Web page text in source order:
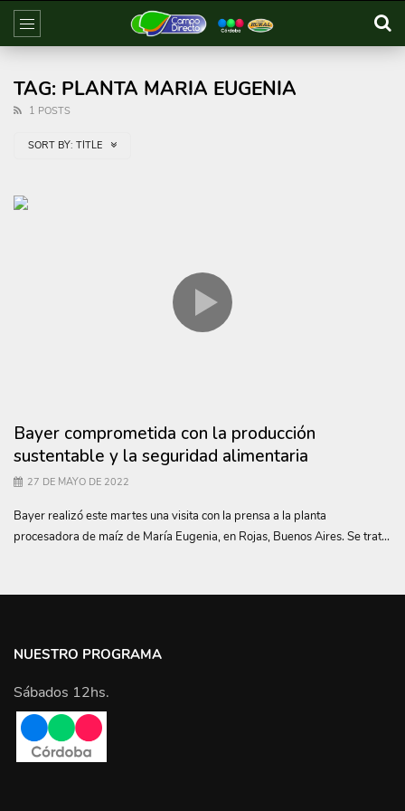
TAG: PLANTA MARIA EUGENIA
1 POSTS
SORT BY: TITLE
Bayer comprometida con la producción
sustentable y la seguridad alimentaria
27 DE MAYO DE 2022
Bayer realizó este martes una visita con la prensa a la planta
procesadora de maíz de María Eugenia, en Rojas, Buenos Aires. Se trat...
NUESTRO PROGRAMA
Sábados 12hs.